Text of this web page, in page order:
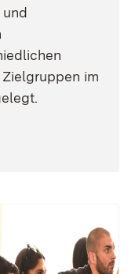
im